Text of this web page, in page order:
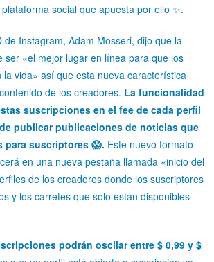
social que apuesta por ello ✨.
de Instagram, Adam Mosseri, dijo que la
ser «el mejor lugar en línea para que los
vida» así que esta nueva característica
de los creadores. La funcionalidad
suscripciones en el fee de cada perfil
publicar publicaciones de noticias que
para suscriptores 😱. Este nuevo formato
en una nueva pestaña llamada «inicio del
de los creadores donde los suscriptores
y los carretes que solo están disponibles
podrán oscilar entre $ 0,99 y $